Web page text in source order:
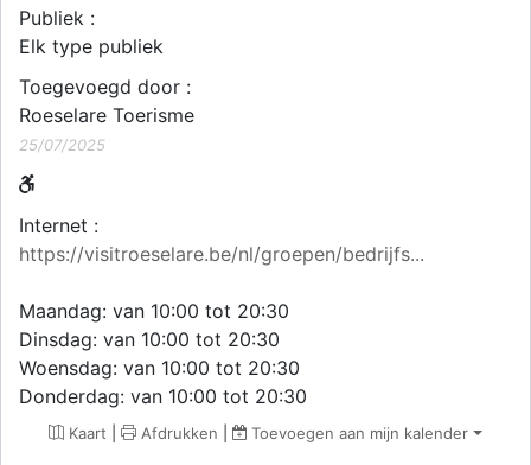
Publiek :
Elk type publiek
Toegevoegd door :
Roeselare Toerisme
25/07/2025
Internet :
https://visitroeselare.be/nl/groepen/bedrijfs...
Maandag: van 10:00 tot 20:30
Dinsdag: van 10:00 tot 20:30
Woensdag: van 10:00 tot 20:30
Donderdag: van 10:00 tot 20:30
Kaart | Afdrukken | Toevoegen aan mijn kalender